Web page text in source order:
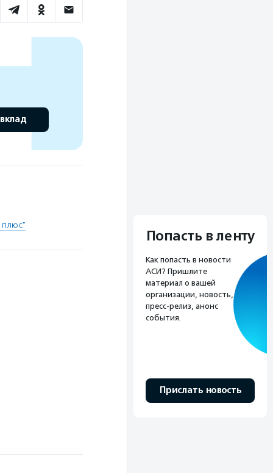
плюс"
Попасть в ленту
Как попасть в новости
АСИ? Пришлите
материал о вашей
организации, новость,
пресс-релиз, анонс
события.
Прислать новость